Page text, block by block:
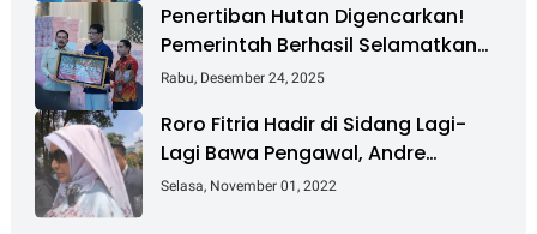
Penertiban Hutan Digencarkan!
Pemerintah Berhasil Selamatkan
Rp 6 T dan Kuasai Kembali 4 Juta
Rabu, Desember 24, 2025
Roro Fitria Hadir di Sidang Lagi-
Lagi Bawa Pengawal, Andre
Irawan: Bikin Kaget Saja
Selasa, November 01, 2022